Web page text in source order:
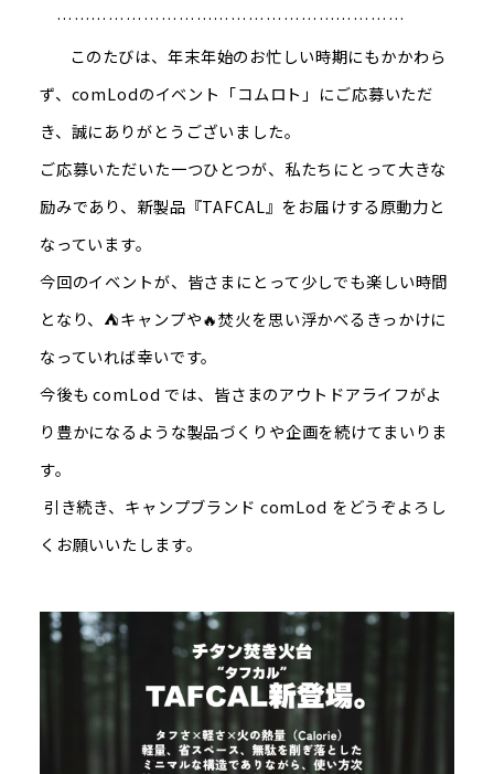
……………………………………………………
このたびは、年末年始のお忙しい時期にもかかわら
ず、comLodのイベント「コムロト」にご応募いただ
き、誠にありがとうございました。
ご応募いただいた一つひとつが、私たちにとって大きな
励みであり、新製品『TAFCAL』をお届けする原動力と
なっています。
今回のイベントが、皆さまにとって少しでも楽しい時間
となり、⛺キャンプや🔥焚火を思い浮かべるきっかけに
なっていれば幸いです。
今後も comLod では、皆さまのアウトドアライフがよ
り豊かになるような製品づくりや企画を続けてまいりま
す。
引き続き、キャンプブランド comLod をどうぞよろし
くお願いいたします。